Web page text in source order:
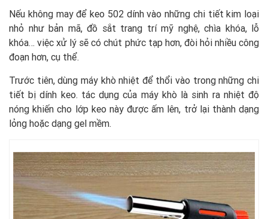
Nếu không may để keo 502 dính vào những chi tiết kim loại
nhỏ như bản mã, đồ sắt trang trí mỹ nghệ, chìa khóa, lỗ
khóa… việc xử lý sẽ có chút phức tạp hơn, đòi hỏi nhiều công
đoạn hơn, cụ thể.
Trước tiên, dùng máy khò nhiệt để thổi vào trong những chi
tiết bị dính keo. tác dụng của máy khò là sinh ra nhiệt độ
nóng khiến cho lớp keo này được ấm lên, trở lại thành dạng
lỏng hoặc dạng gel mềm.